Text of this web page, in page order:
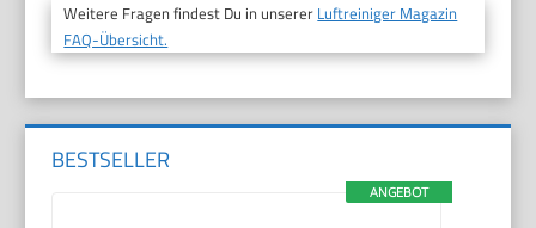
Weitere Fragen findest Du in unserer Luftreiniger Magazin
FAQ-Übersicht.
BESTSELLER
ANGEBOT